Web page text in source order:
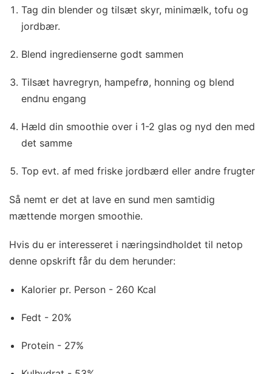
Tag din blender og tilsæt skyr, minimælk, tofu og
jordbær.
Blend ingredienserne godt sammen
Tilsæt havregryn, hampefrø, honning og blend
endnu engang
Hæld din smoothie over i 1-2 glas og nyd den med
det samme
Top evt. af med friske jordbærd eller andre frugter
Så nemt er det at lave en sund men samtidig
mættende morgen smoothie.
Hvis du er interesseret i næringsindholdet til netop
denne opskrift får du dem herunder:
Kalorier pr. Person - 260 Kcal
Fedt - 20%
Protein - 27%